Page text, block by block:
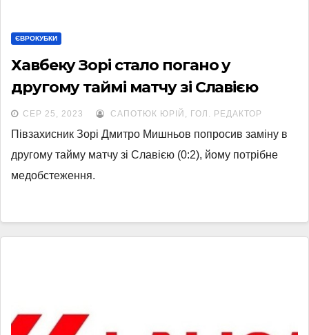
ЄВРОКУБКИ
Хавбеку Зорі стало погано у
другому таймі матчу зі Славією
СЕР 25, 2023 САПОТЮК ЮРІЙ, ГОЛ. РЕДАКТОР
Півзахисник Зорі Дмитро Мишньов попросив заміну в
другому тайму матчу зі Славією (0:2), йому потрібне
медобстеження.